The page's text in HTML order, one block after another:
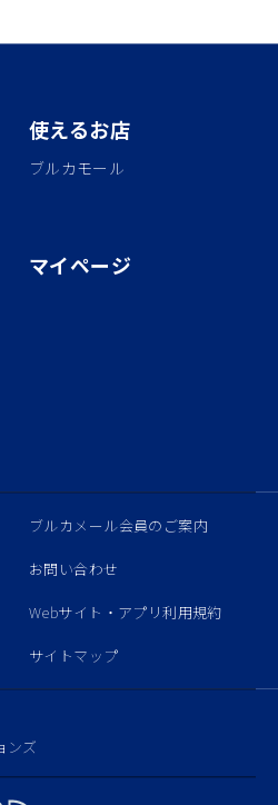
使えるお店
ブルカモール
マイページ
ブルカメール会員のご案内
お問い合わせ
Webサイト・アプリ利用規約
サイトマップ
ンズ